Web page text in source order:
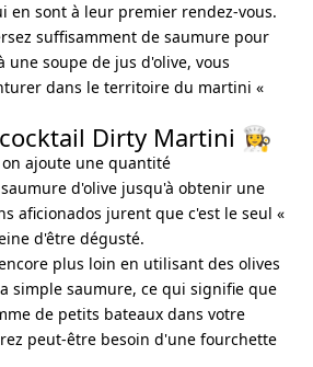
en sont à leur premier rendez-vous.
suffisamment de saumure pour
une soupe de jus d'olive, vous
dans le territoire du martini «
Dirty Martini 👩‍🍳
on ajoute une quantité
d'olive jusqu'à obtenir une
aficionados jurent que c'est le seul «
d'être dégusté.
plus loin en utilisant des olives
simple saumure, ce qui signifie que
de petits bateaux dans votre
peut-être besoin d'une fourchette